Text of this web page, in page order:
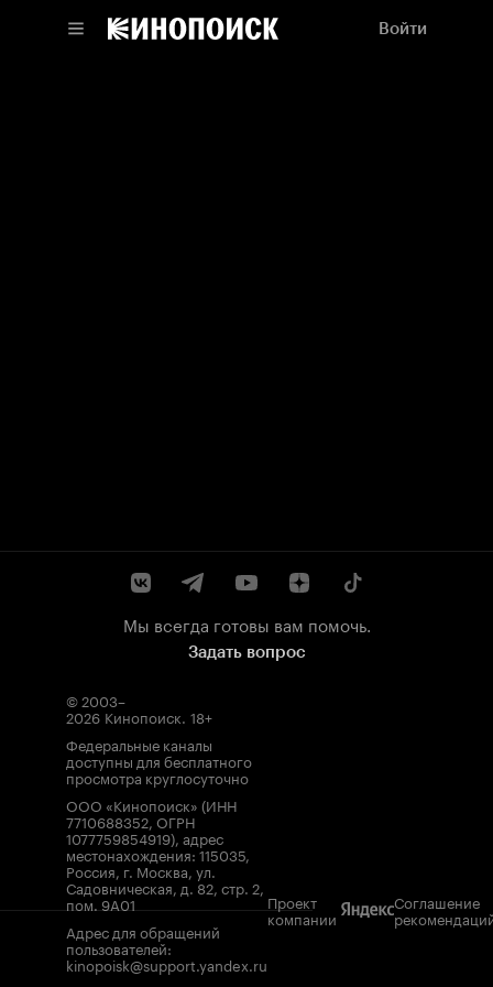
Войти
Мы всегда готовы вам помочь.
Задать вопрос
© 2003–
2026 Кинопоиск. 18+
Федеральные каналы
доступны для бесплатного
просмотра круглосуточно
ООО «Кинопоиск» (ИНН
7710688352, ОГРН
1077759854919), адрес
местонахождения: 115035,
Россия, г. Москва, ул.
Садовническая, д. 82, стр. 2,
пом. 9А01
Адрес для обращений
пользователей:
kinopoisk@support.yandex.ru
Проект
компании
Соглашение